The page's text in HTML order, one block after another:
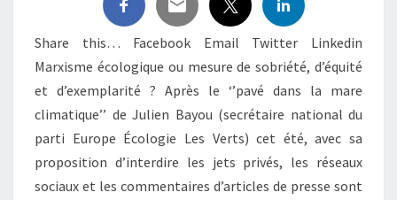
Share this… Facebook Email Twitter Linkedin
Marxisme écologique ou mesure de sobriété, d’équité
et d’exemplarité ? Après le ‘’pavé dans la mare
climatique’’ de Julien Bayou (secrétaire national du
parti Europe Écologie Les Verts) cet été, avec sa
proposition d’interdire les jets privés, les réseaux
sociaux et les commentaires d’articles de presse sont